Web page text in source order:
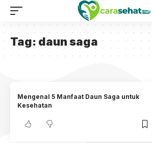
Tag: daun saga
Mengenal 5 Manfaat Daun Saga untuk
Kesehatan